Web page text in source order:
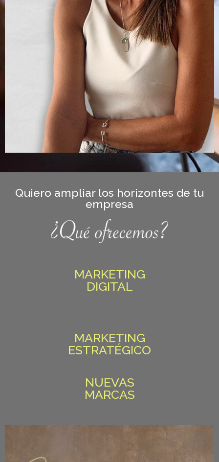
Quiero ampliar los horizontes de tu
empresa
MARKETING
DIGITAL
MARKETING
ESTRATÉGICO
NUEVAS
MARCAS